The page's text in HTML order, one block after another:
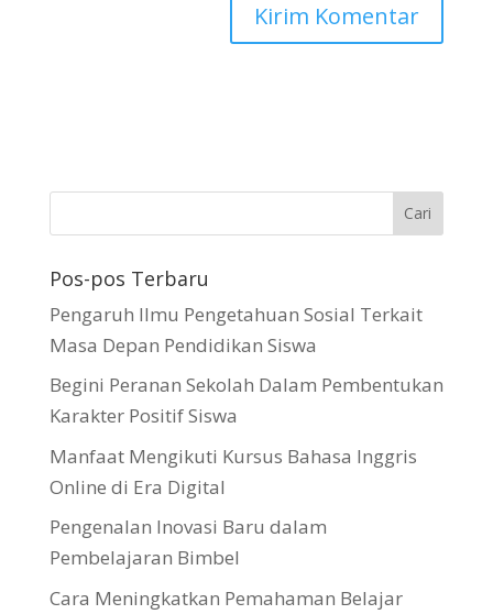
Pos-pos Terbaru
Pengaruh Ilmu Pengetahuan Sosial Terkait
Masa Depan Pendidikan Siswa
Begini Peranan Sekolah Dalam Pembentukan
Karakter Positif Siswa
Manfaat Mengikuti Kursus Bahasa Inggris
Online di Era Digital
Pengenalan Inovasi Baru dalam
Pembelajaran Bimbel
Cara Meningkatkan Pemahaman Belajar